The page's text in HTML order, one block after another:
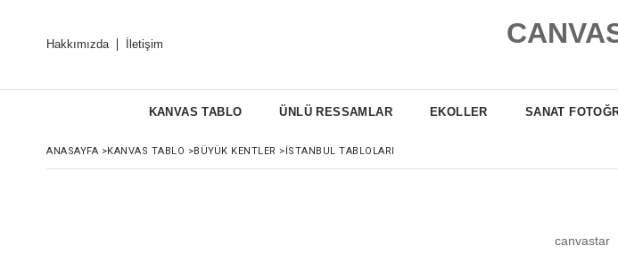
Hakkımızda İletişim
KANVAS TABLO ÜNLÜ RESSAMLAR EKOLLER SANAT
ANASAYFA >KANVAS TABLO >BÜYÜK KENTLER >İSTANBUL TABLOLARI
canvastar